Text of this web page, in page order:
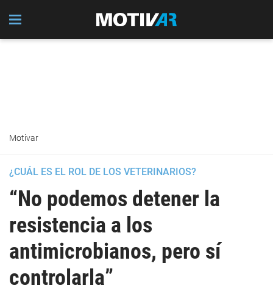
Motivar
¿CUÁL ES EL ROL DE LOS VETERINARIOS?
“No podemos detener la
resistencia a los
antimicrobianos, pero sí
controlarla”